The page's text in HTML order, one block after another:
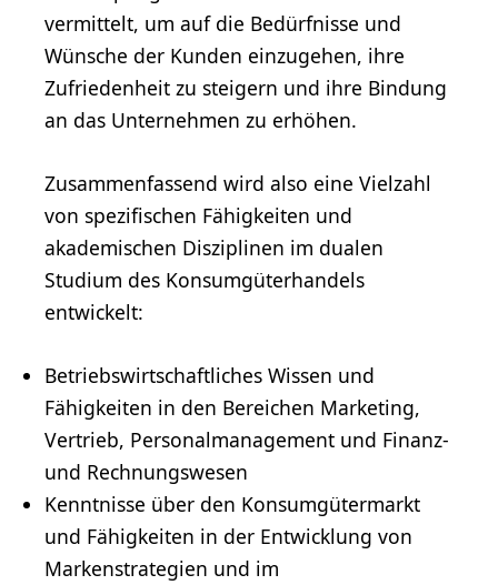
vermittelt, um auf die Bedürfnisse und
Wünsche der Kunden einzugehen, ihre
Zufriedenheit zu steigern und ihre Bindung
an das Unternehmen zu erhöhen.
Zusammenfassend wird also eine Vielzahl
von spezifischen Fähigkeiten und
akademischen Disziplinen im dualen
Studium des Konsumgüterhandels
entwickelt:
Betriebswirtschaftliches Wissen und
Fähigkeiten in den Bereichen Marketing,
Vertrieb, Personalmanagement und Finanz-
und Rechnungswesen
Kenntnisse über den Konsumgütermarkt
und Fähigkeiten in der Entwicklung von
Markenstrategien und im